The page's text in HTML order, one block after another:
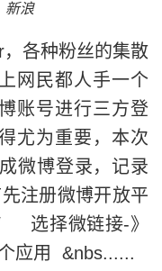
新浪
各种粉丝的集散
网民都人手一个
账号进行三方登
尤为重要，本次
微博登录，记录
注册微博开放平
选择微链接-》
应用 &nbs......